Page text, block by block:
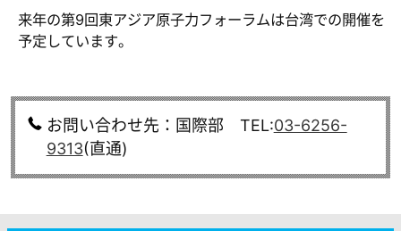
来年の第9回東アジア原子力フォーラムは台湾での開催を
予定しています。
お問い合わせ先：国際部 TEL:03-6256-
9313(直通)